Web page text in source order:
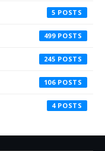
5
499
245
106
4